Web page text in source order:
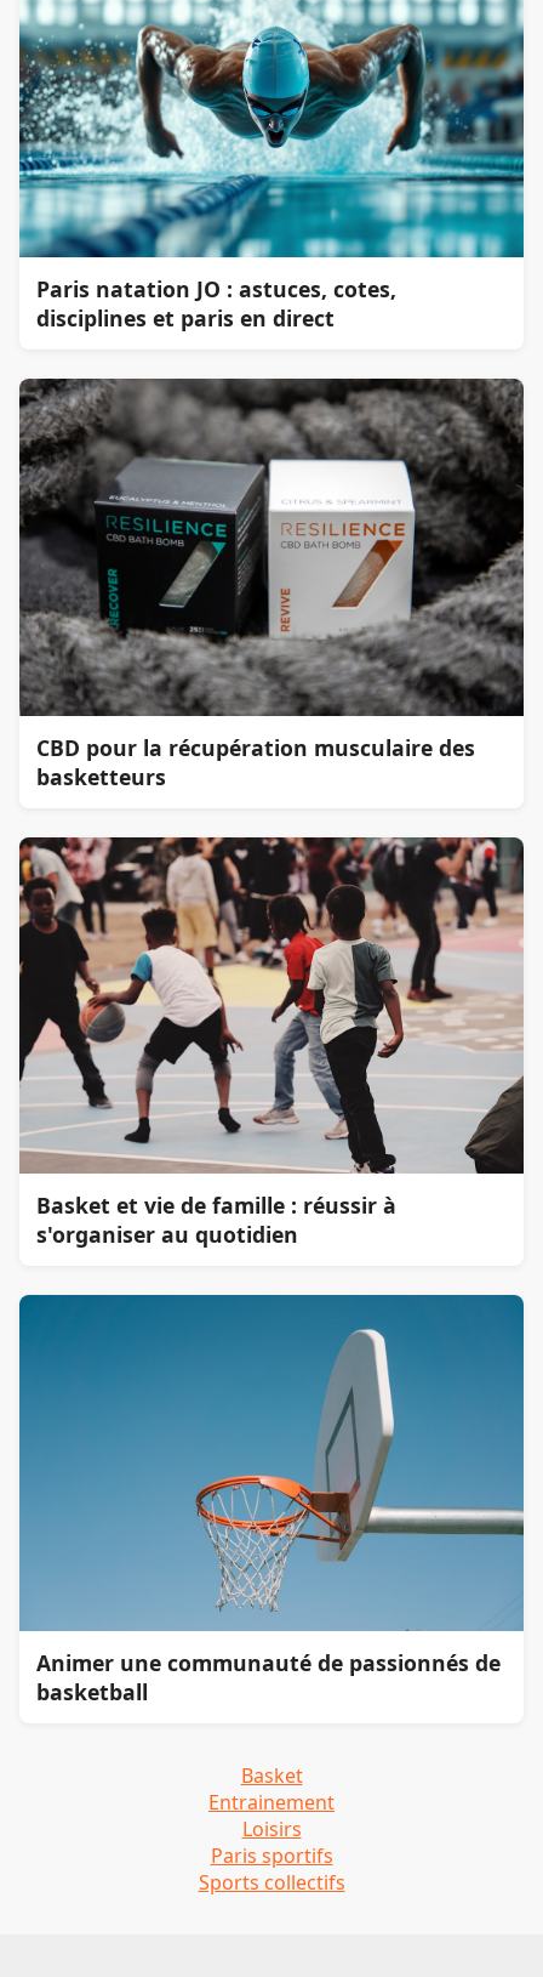
Paris natation JO : astuces, cotes,
disciplines et paris en direct
CBD pour la récupération musculaire des
basketteurs
Basket et vie de famille : réussir à
s'organiser au quotidien
Animer une communauté de passionnés de
basketball
Basket
Entrainement
Loisirs
Paris sportifs
Sports collectifs